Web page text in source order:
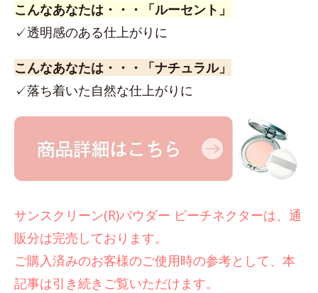
こんなあなたは・・・「ルーセント」
✓透明感のある仕上がりに
こんなあなたは・・・「ナチュラル」
✓落ち着いた自然な仕上がりに
サンスクリーン(R)パウダー ピーチネクターは、通
販分は完売しております。
ご購入済みのお客様のご使用時の参考として、本
記事は引き続きご覧いただけます。